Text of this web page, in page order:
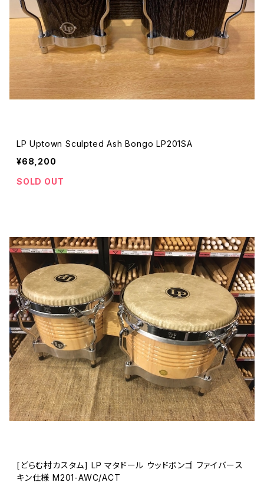
LP Uptown Sculpted Ash Bongo LP201SA
¥68,200
SOLD OUT
[どらむ村カスタム] LP マタドール ウッドボンゴ ファイバース
キン仕様 M201-AWC/ACT